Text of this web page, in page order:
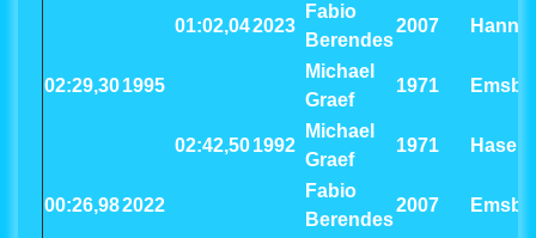
01:02,042023
Fabio
Berendes
2007
02:29,301995
Michael
Graef
1971
02:42,501992
Michael
Graef
1971
00:26,982022
Fabio
Berendes
2007